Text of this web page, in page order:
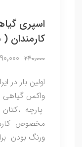
اسپری
کارمندان
240,000
190,000
اولین بار در
واکس گیاهی
پارچه
مخصوص
ورنگ بودن